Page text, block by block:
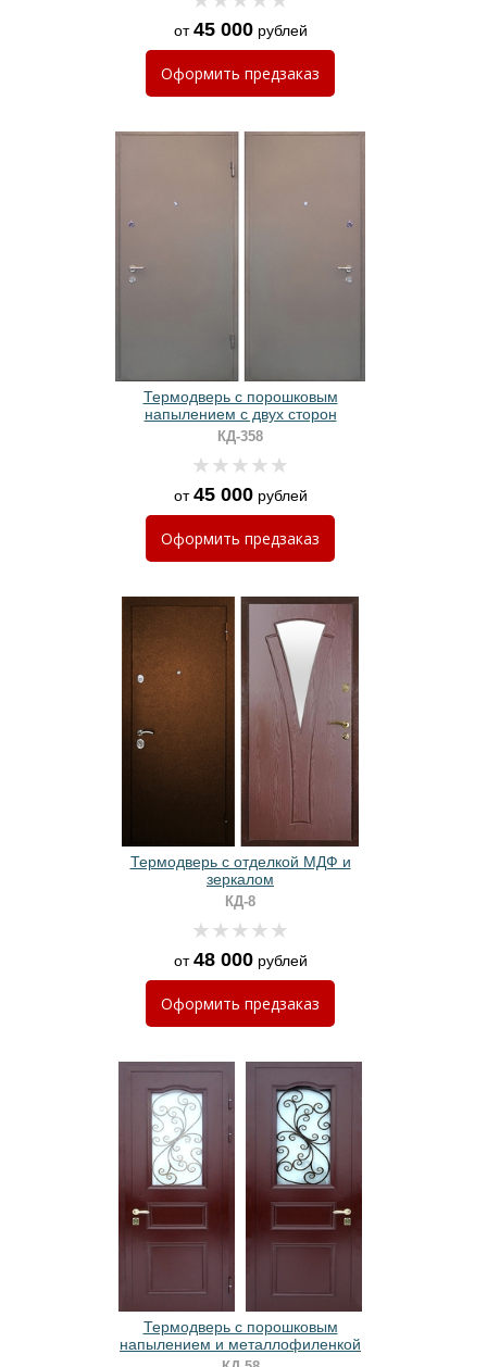
от45 000рублей
Оформить предзаказ
Термодверь с порошковым
напылением с двух сторон
КД-358
от45 000рублей
Оформить предзаказ
Термодверь с отделкой МДФ и
зеркалом
КД-8
от48 000рублей
Оформить предзаказ
Термодверь с порошковым
напылением и металлофиленкой